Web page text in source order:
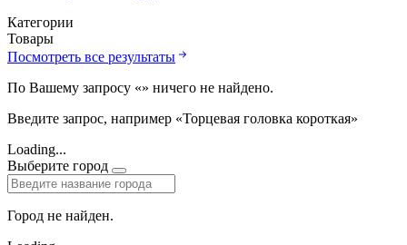
Категории
Товары
Посмотреть все результаты
По Вашему запросу «» ничего не найдено.
Введите запрос, например «Торцевая головка короткая»
Loading...
Выберите город
Город не найден.